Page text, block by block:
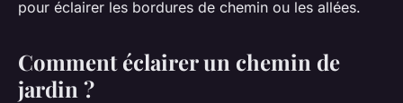
pour éclairer les bordures de chemin ou les allées.
Comment éclairer un chemin de
jardin ?